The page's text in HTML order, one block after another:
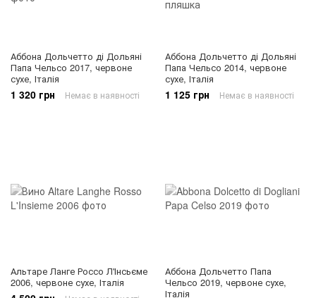
Аббона Дольчетто ді Дольяні
Папа Чельсо 2017, червоне
сухе, Італія
1 320 грн Немає в наявності
Аббона Дольчетто ді Дольяні
Папа Чельсо 2014, червоне
сухе, Італія
1 125 грн Немає в наявності
Альтаре Ланге Россо Л'Інсьєме
2006, червоне сухе, Італія
Аббона Дольчетто Папа
Чельсо 2019, червоне сухе,
Італія